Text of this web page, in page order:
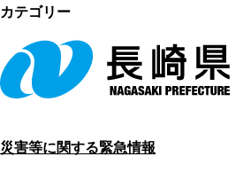
災害等に関する緊急情報
カテゴリー